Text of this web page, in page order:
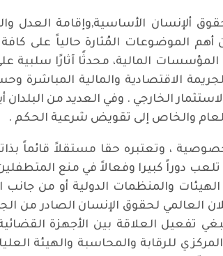
ألإنسان الأساسية,وإقامة العدل
الموضوعات المُثارة حالياً على كافة
المالية، محدثًا آثارًا سلبية
الاقتصادية والمالية
الخارجي . وفي العديد من
العام والخاص إلى تقويض شرعية الحكم .
، وتعتبره حقا مستقلاً قائماً
تلعب دوراً كبيرا وفعالاً في منع
والمنظمات الدولية أو من جانب
العالمي لحقوق الإنسان الصادر من
1948 م في المادة (12) منه. لذلك ينبغي تفعيل العلاقة
للرقابة والمحاسبة والهيئة